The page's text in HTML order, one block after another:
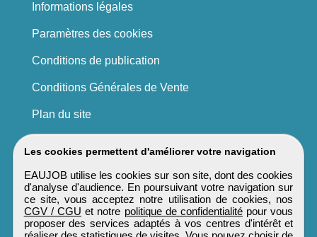
Les cookies permettent d'améliorer votre navigation
EAUJOB utilise les cookies sur son site, dont des cookies
d'analyse d'audience. En poursuivant votre navigation sur
ce site, vous acceptez notre utilisation de cookies, nos
CGV / CGU et notre politique de confidentialité pour vous
proposer des services adaptés à vos centres d'intérêt et
Informations légales
Paramètres des cookies
Conditions de publication
Conditions Générales de Vente
Plan du site